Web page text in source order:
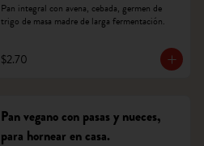
Pan integral con avena, cebada, germen de
trigo de masa madre de larga fermentación.
$2.70
Pan vegano con pasas y nueces,
para hornear en casa.